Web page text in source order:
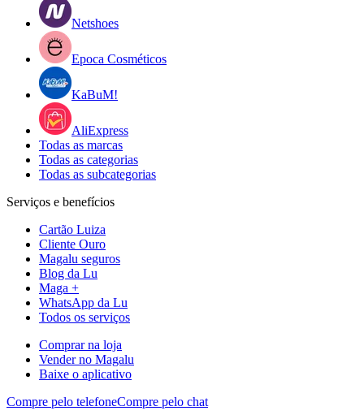
Netshoes
Epoca Cosméticos
KaBuM!
AliExpress
Todas as marcas
Todas as categorias
Todas as subcategorias
Serviços e benefícios
Cartão Luiza
Cliente Ouro
Magalu seguros
Blog da Lu
Maga +
WhatsApp da Lu
Todos os serviços
Comprar na loja
Vender no Magalu
Baixe o aplicativo
Compre pelo telefoneCompre pelo chat